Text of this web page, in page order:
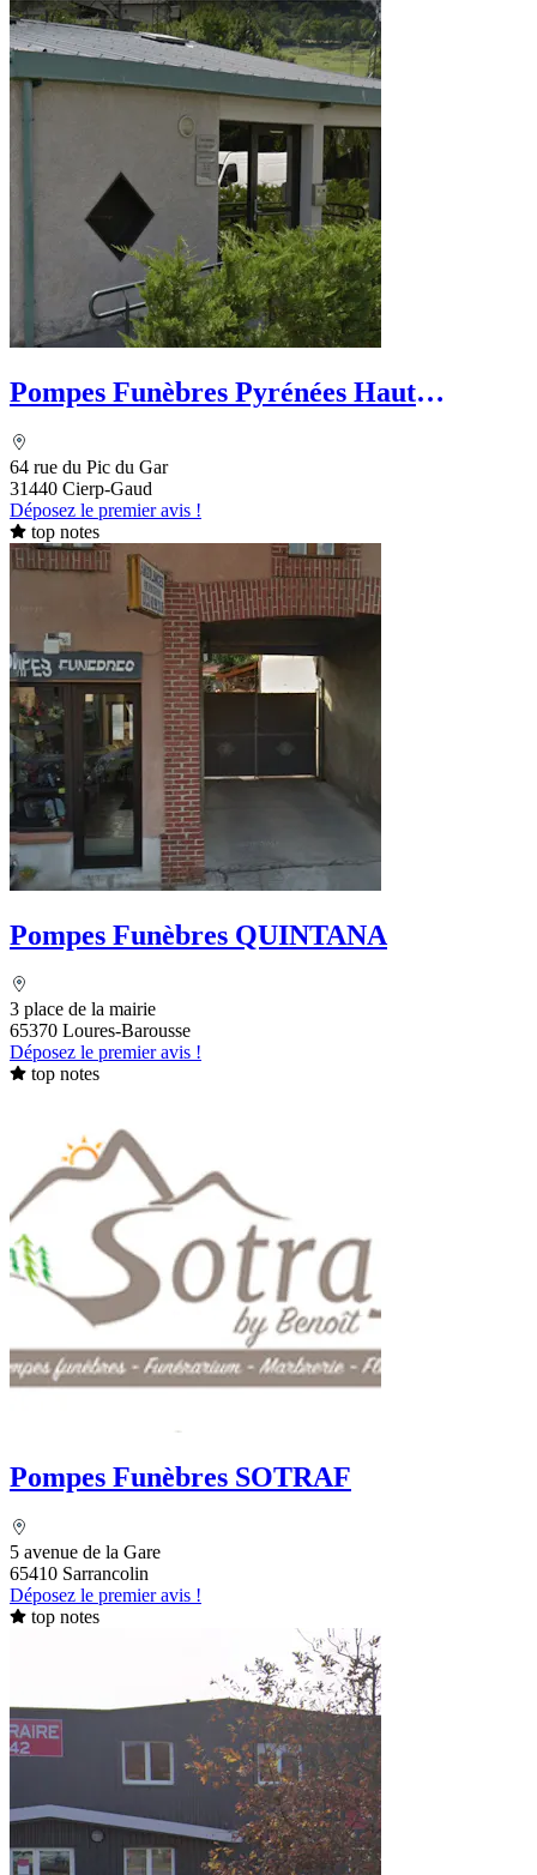
Pompes Funèbres Pyrénées Haut
64 rue du Pic du Gar
31440 Cierp-Gaud
Déposez le premier avis !
top notes
Pompes Funèbres QUINTANA
3 place de la mairie
65370 Loures-Barousse
Déposez le premier avis !
top notes
Pompes Funèbres SOTRAF
5 avenue de la Gare
65410 Sarrancolin
Déposez le premier avis !
top notes